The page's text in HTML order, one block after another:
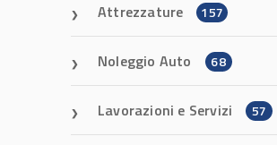
Attrezzature 157
Noleggio Auto 68
Lavorazioni e Servizi 57